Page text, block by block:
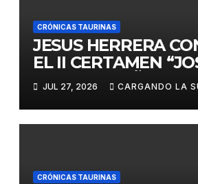
CRÓNICAS TAURINAS
JESUS HERRERA
EL II CERTAMEN
CALATRAVEÑO”
JUL 27, 2026 CARGANDO LA
CRÓNICAS TAURINAS